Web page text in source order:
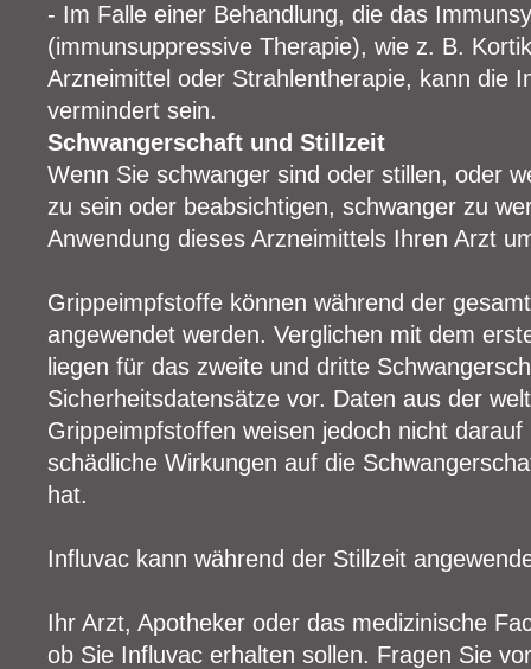
- Im Falle einer Behandlung, die das
(immunsuppressive Therapie), wie z. B.
Arzneimittel oder Strahlentherapie, kann die
vermindert sein.
Schwangerschaft und Stillzeit
Wenn Sie schwanger sind oder stillen, oder
zu sein oder beabsichtigen, schwanger zu
Anwendung dieses Arzneimittels Ihren Arzt
Grippeimpfstoffe können während der
angewendet werden. Verglichen mit dem
liegen für das zweite und dritte
Sicherheitsdatensätze vor. Daten aus der
Grippeimpfstoffen weisen jedoch nicht
schädliche Wirkungen auf die
hat.
Influvac kann während der Stillzeit
Ihr Arzt, Apotheker oder das medizinische
ob Sie Influvac erhalten sollen. Fragen Sie